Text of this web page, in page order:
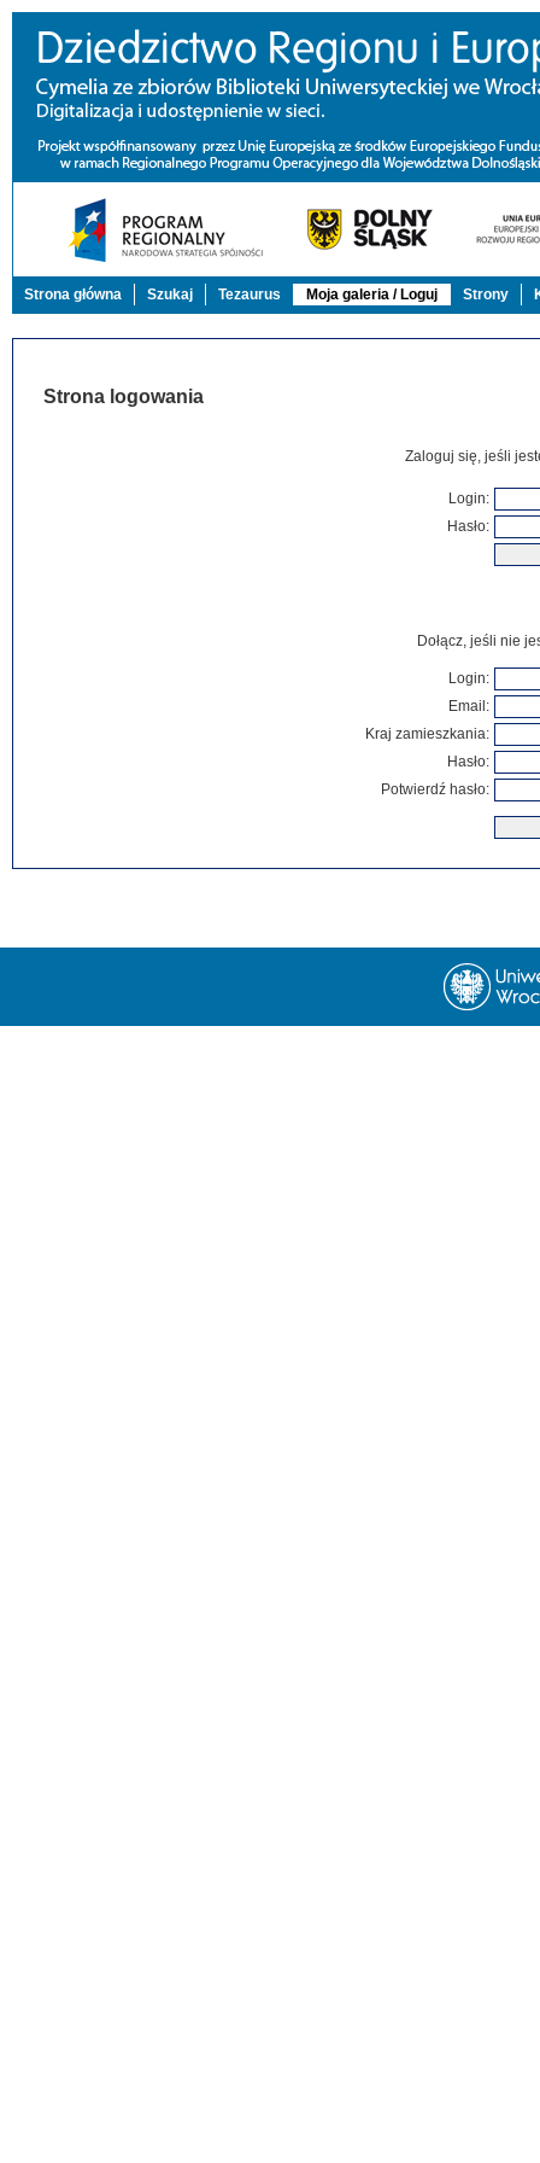
Strona główna Szukaj Tezaurus Moja galeria / Loguj Strony
Strona logowania
Zaloguj się, jeśli
Login:
Hasło:
Dołącz, jeśli nie
Login:
Email:
Kraj zamieszkania:
Hasło:
Potwierdź hasło: